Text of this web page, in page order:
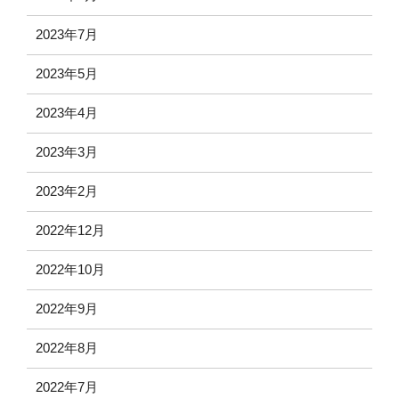
2023年7月
2023年5月
2023年4月
2023年3月
2023年2月
2022年12月
2022年10月
2022年9月
2022年8月
2022年7月